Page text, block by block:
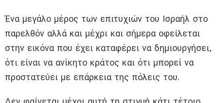
Ένα μεγάλο μέρος των επιτυχιών του Ισραήλ στο
παρελθόν αλλά και μέχρι και σήμερα οφείλεται
στην εικόνα που έχει καταφέρει να δημιουργήσει,
ότι είναι να ανίκητο κράτος και ότι μπορεί να
προστατεύει με επάρκεια της πόλεις του.